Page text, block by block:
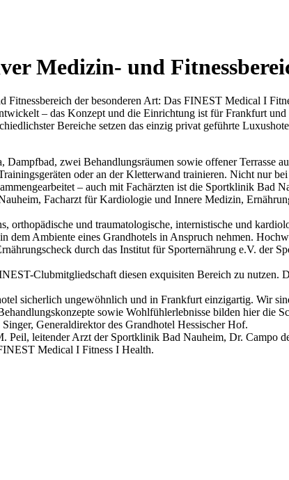
Medizin- und
der besonderen Art: Das FINEST Medical I
– das Konzept und die Einrichtung ist für Frankfurt
Bereiche setzen das einzig privat geführte
zwei Behandlungsräumen sowie offener Terrasse
oder an der Kletterwand trainieren. Nicht nur
– auch mit Fachärzten ist die Sportklinik Bad
Facharzt für Kardiologie und Innere Medizin,
und traumatologische, internistische und
Ambiente eines Grandhotels in Anspruch nehmen.
durch das Institut für Sporternährung e.V. der
Clubmitgliedschaft diesen exquisiten Bereich zu
sicherlich ungewöhnlich und in Frankfurt einzigartig. Wir
sowie Wohlfühlerlebnisse bilden hier die
Generaldirektor des Grandhotel Hessischer Hof.
Peil, leitender Arzt der Sportklinik Bad Nauheim, Dr. Campo
Medical I Fitness I Health.